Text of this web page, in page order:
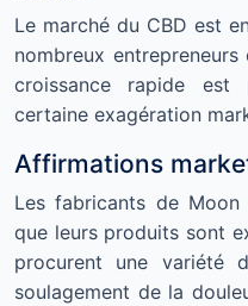
Le marché du CBD est
nombreux
croissance rapide est
certaine exagération
Affirmations
Les fabricants de
que leurs produits sont
procurent une variété
soulagement de la